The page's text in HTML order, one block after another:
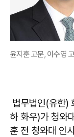
윤지훈 고문, 이수영
법무법인(유한)
하 화우)가 청와
훈 전 청와대 인